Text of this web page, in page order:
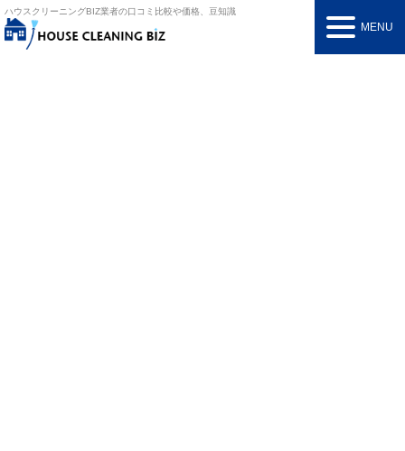
ハウスクリーニングBIZ業者の口コミ比較や価格、豆知識
MENU